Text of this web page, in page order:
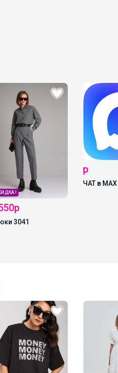
ЧАТ в MAX